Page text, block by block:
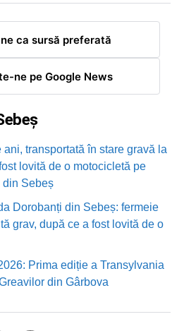
ca sursă preferată
ne pe Google News
ani, transportată în stare gravă la
lovită de o motocicletă pe
din Sebeș
Dorobanți din Sebeș: fermeie
grav, după ce a fost lovită de o
Prima ediție a Transylvania
din Gârbova